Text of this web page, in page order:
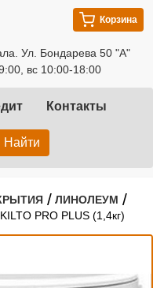
Ул. Бондарева 50 "А"
вс 10:00-18:00
Корзина
Контакты
Найти
/ ЛИНОЛЕУМ /
PRO PLUS (1,4кг)